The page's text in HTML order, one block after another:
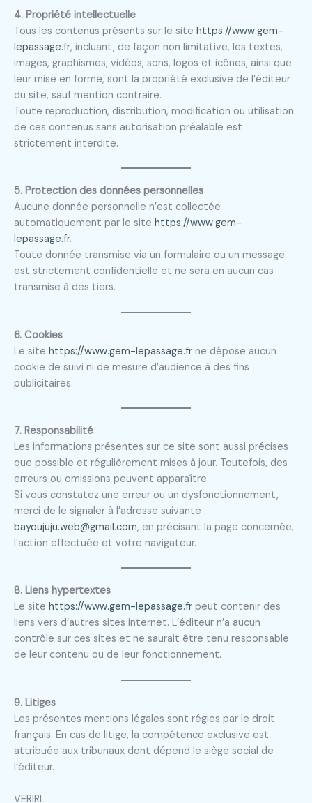
4. Propriété intellectuelle
Tous les contenus présents sur le site https://www.gem-
lepassage.fr, incluant, de façon non limitative, les textes,
images, graphismes, vidéos, sons, logos et icônes, ainsi que
leur mise en forme, sont la propriété exclusive de l’éditeur
du site, sauf mention contraire.
Toute reproduction, distribution, modification ou utilisation
de ces contenus sans autorisation préalable est
strictement interdite.
5. Protection des données personnelles
Aucune donnée personnelle n’est collectée
automatiquement par le site https://www.gem-
lepassage.fr.
Toute donnée transmise via un formulaire ou un message
est strictement confidentielle et ne sera en aucun cas
transmise à des tiers.
6. Cookies
Le site https://www.gem-lepassage.fr ne dépose aucun
cookie de suivi ni de mesure d’audience à des fins
publicitaires.
7. Responsabilité
Les informations présentes sur ce site sont aussi précises
que possible et régulièrement mises à jour. Toutefois, des
erreurs ou omissions peuvent apparaître.
Si vous constatez une erreur ou un dysfonctionnement,
merci de le signaler à l’adresse suivante :
bayoujuju.web@gmail.com, en précisant la page concernée,
l’action effectuée et votre navigateur.
8. Liens hypertextes
Le site https://www.gem-lepassage.fr peut contenir des
liens vers d’autres sites internet. L’éditeur n’a aucun
contrôle sur ces sites et ne saurait être tenu responsable
de leur contenu ou de leur fonctionnement.
9. Litiges
Les présentes mentions légales sont régies par le droit
français. En cas de litige, la compétence exclusive est
attribuée aux tribunaux dont dépend le siège social de
l’éditeur.
VERIRL